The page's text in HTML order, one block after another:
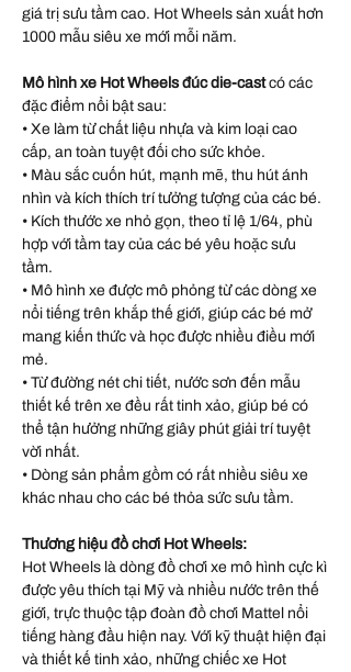
giá trị sưu tầm cao. Hot Wheels sản xuất hơn
1000 mẫu siêu xe mới mỗi năm.
Mô hình xe Hot Wheels đúc die-castcó các
đặc điểm nổi bật sau:
• Xe làm từ chất liệu nhựa và kim loại cao
cấp, an toàn tuyệt đối cho sức khỏe.
• Màu sắc cuốn hút, mạnh mẽ, thu hút ánh
nhìn và kích thích trí tưởng tượng của các bé.
• Kích thước xe nhỏ gọn, theo tỉ lệ 1/64, phù
hợp với tầm tay của các bé yêu hoặc sưu
tầm.
• Mô hình xe được mô phỏng từ các dòng xe
nổi tiếng trên khắp thế giới, giúp các bé mở
mang kiến thức và học được nhiều điều mới
mẻ.
• Từ đường nét chi tiết, nước sơn đến mẫu
thiết kế trên xe đều rất tinh xảo, giúp bé có
thể tận hưởng những giây phút giải trí tuyệt
vời nhất.
• Dòng sản phẩm gồm có rất nhiều siêu xe
khác nhau cho các bé thỏa sức sưu tầm.
Thương hiệu đồ chơi Hot Wheels:
Hot Wheels là dòng đồ chơi xe mô hình cực kì
được yêu thích tại Mỹ và nhiều nước trên thế
giới, trực thuộc tập đoàn đồ chơi Mattel nổi
tiếng hàng đầu hiện nay. Với kỹ thuật hiện đại
và thiết kế tinh xảo, những chiếc xe Hot